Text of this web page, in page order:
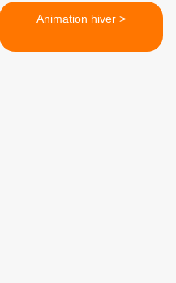
Animation hiver >